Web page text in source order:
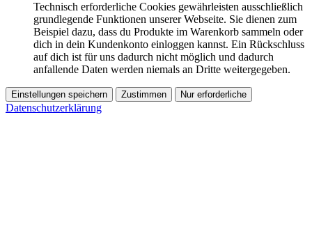
Technisch erforderliche Cookies gewährleisten ausschließlich
grundlegende Funktionen unserer Webseite. Sie dienen zum
Beispiel dazu, dass du Produkte im Warenkorb sammeln oder
dich in dein Kundenkonto einloggen kannst. Ein Rückschluss
auf dich ist für uns dadurch nicht möglich und dadurch
anfallende Daten werden niemals an Dritte weitergegeben.
Einstellungen speichern Zustimmen Nur erforderliche
Datenschutzerklärung